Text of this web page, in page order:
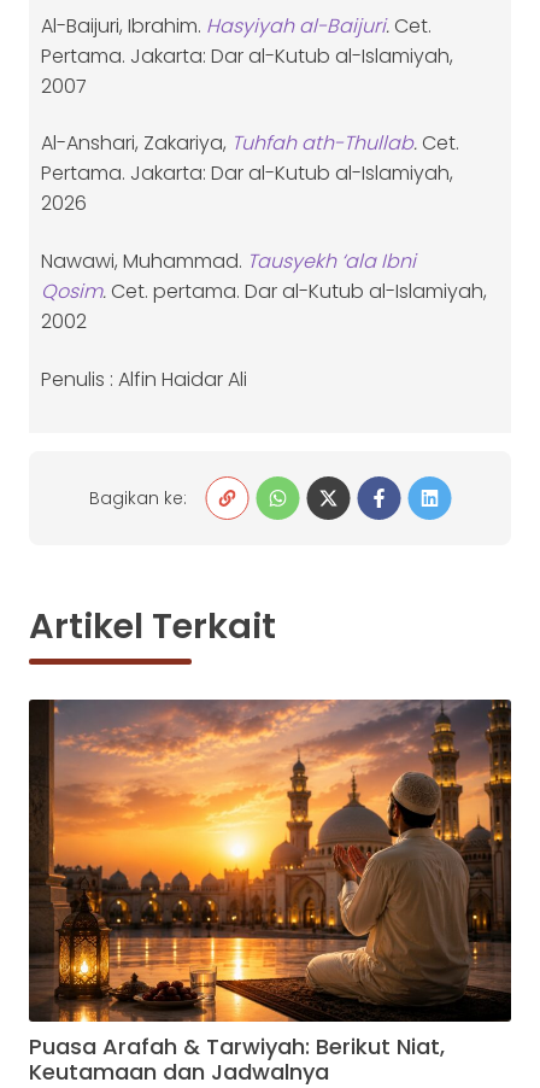
Al-Baijuri, Ibrahim. Hasyiyah al-Baijuri. Cet.
Pertama. Jakarta: Dar al-Kutub al-Islamiyah,
2007
Al-Anshari, Zakariya, Tuhfah ath-Thullab. Cet.
Pertama. Jakarta: Dar al-Kutub al-Islamiyah,
2026
Nawawi, Muhammad. Tausyekh ‘ala Ibni
Qosim. Cet. pertama. Dar al-Kutub al-Islamiyah,
2002
Penulis : Alfin Haidar Ali
Bagikan ke:
Artikel Terkait
Puasa Arafah & Tarwiyah: Berikut Niat,
Keutamaan dan Jadwalnya